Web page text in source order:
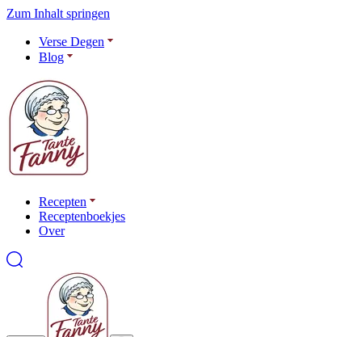
Zum Inhalt springen
Verse Degen
Blog
Recepten
Receptenboekjes
Over